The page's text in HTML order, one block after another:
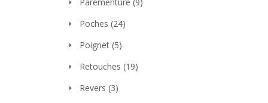
Poches (24)
Poignet (5)
Retouches (19)
Revers (3)